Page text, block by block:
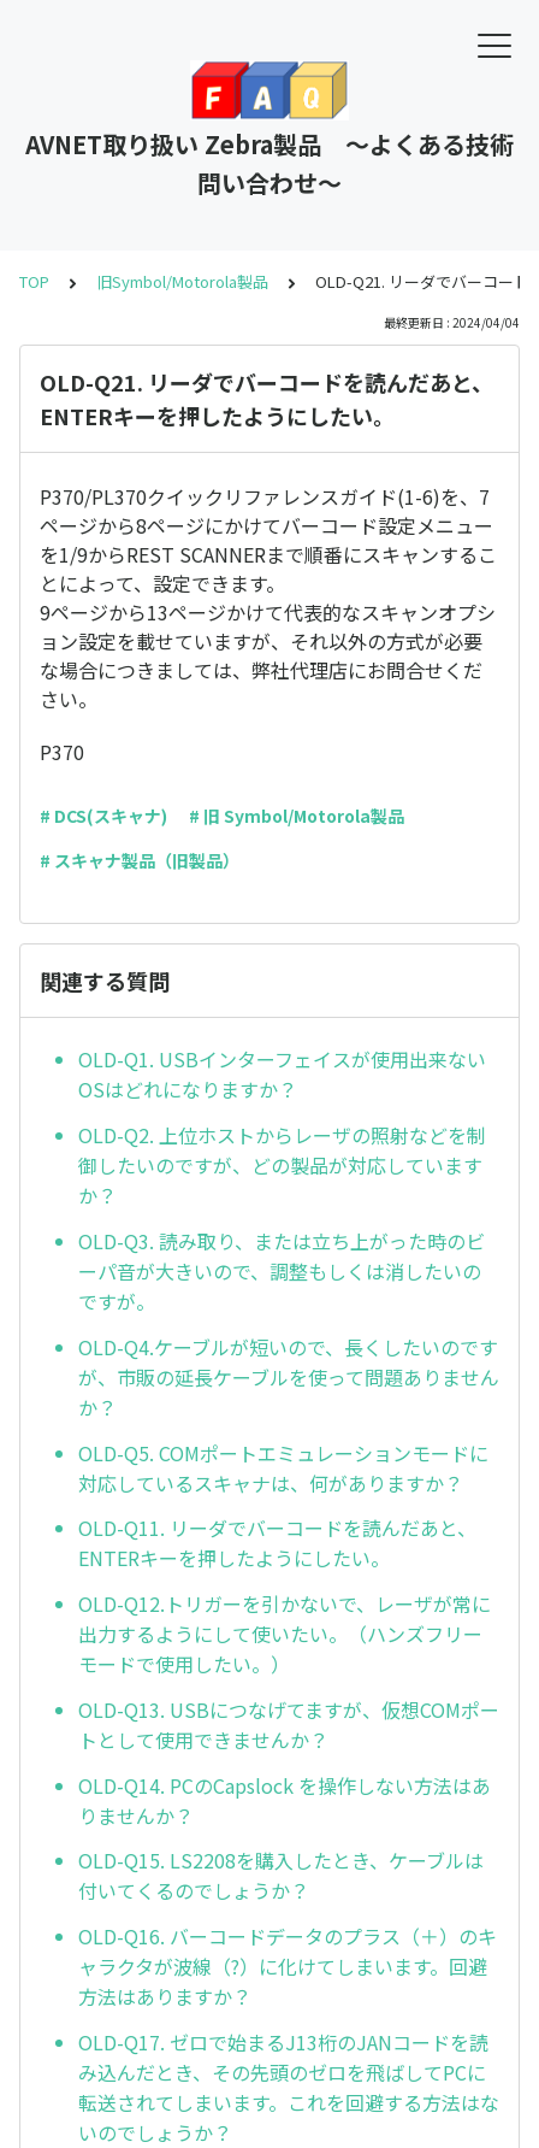
AVNET取り扱い Zebra製品 ～よくある技術
問い合わせ～
TOP 旧Symbol/Motorola製品 OLD-Q21. リーダでバーコード
最終更新日 : 2024/04/04
OLD-Q21. リーダでバーコードを読んだあと、
ENTERキーを押したようにしたい。
P370/PL370クイックリファレンスガイド(1-6)を、7
ページから8ページにかけてバーコード設定メニュー
を1/9からREST SCANNERまで順番にスキャンするこ
とによって、設定できます。
9ページから13ページかけて代表的なスキャンオプシ
ョン設定を載せていますが、それ以外の方式が必要
な場合につきましては、弊社代理店にお問合せくだ
さい。
P370
# DCS(スキャナ)
# 旧 Symbol/Motorola製品
# スキャナ製品（旧製品）
関連する質問
OLD-Q1. USBインターフェイスが使用出来ない
OSはどれになりますか？
OLD-Q2. 上位ホストからレーザの照射などを制
御したいのですが、どの製品が対応しています
か？
OLD-Q3. 読み取り、または立ち上がった時のビ
ーパ音が大きいので、調整もしくは消したいの
ですが。
OLD-Q4.ケーブルが短いので、長くしたいのです
が、市販の延長ケーブルを使って問題ありません
か？
OLD-Q5. COMポートエミュレーションモードに
対応しているスキャナは、何がありますか？
OLD-Q11. リーダでバーコードを読んだあと、
ENTERキーを押したようにしたい。
OLD-Q12.トリガーを引かないで、レーザが常に
出力するようにして使いたい。（ハンズフリー
モードで使用したい。）
OLD-Q13. USBにつなげてますが、仮想COMポー
トとして使用できませんか？
OLD-Q14. PCのCapslock を操作しない方法はあ
りませんか？
OLD-Q15. LS2208を購入したとき、ケーブルは
付いてくるのでしょうか？
OLD-Q16. バーコードデータのプラス（＋）のキ
ャラクタが波線（?）に化けてしまいます。回避
方法はありますか？
OLD-Q17. ゼロで始まるJ13桁のJANコードを読
み込んだとき、その先頭のゼロを飛ばしてPCに
転送されてしまいます。これを回避する方法はな
いのでしょうか？